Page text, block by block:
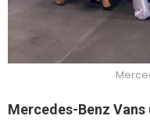
Mercedes-Benz Vans